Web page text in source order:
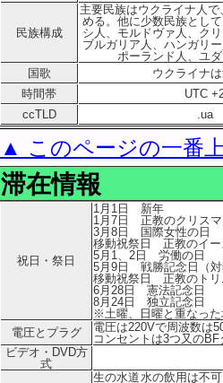
民族構成
主要民族はウクライナ人
める。他に少数民族とし
シ人、モルドヴァ人、ク
ブルガリア人、ハンガリ
ポーランド人、ユ
国歌
ウクライナ
時間帯
UTC
ccTLD
.ua
▲ このページの一番
滞在情報
祝日・祭日
1月1日 新年
1月7日 正教のクリス
3月8日 国際女性の日
移動祝祭日 正教のイー
5月1、2日 労働の日
5月9日 戦勝記念日（対
移動祝祭日 正教のトリ
6月28日 憲法記念日
8月24日 独立記念日
※土曜、日曜と重なっ
電圧とプラグ
電圧は220Vで周波数は
コンセントは3つ又の
ビデオ・DVD方
式
生の水道水の飲用は不